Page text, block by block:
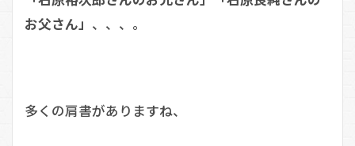
お父さん」 、、、。
多くの肩書がありますね、